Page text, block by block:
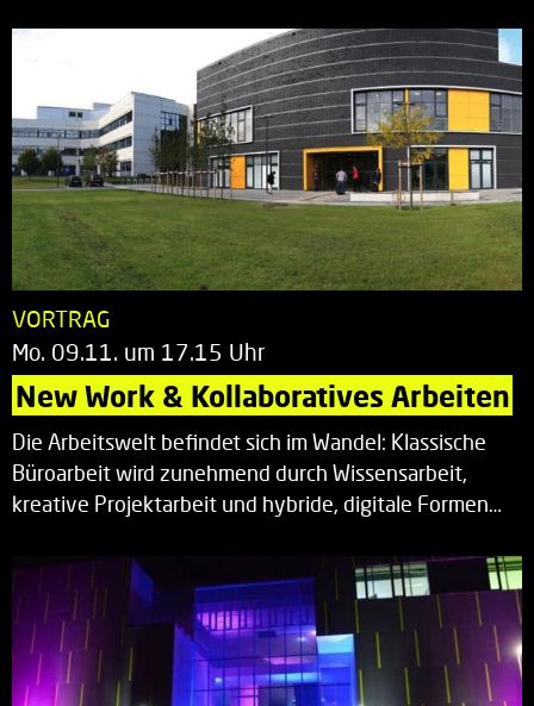
VORTRAG
Mo. 09.11. um 17.15 Uhr
New Work & Kollaboratives Arbeiten
Die Arbeitswelt befindet sich im Wandel: Klassische
Büroarbeit wird zunehmend durch Wissensarbeit,
kreative Projektarbeit und hybride, digitale Formen…